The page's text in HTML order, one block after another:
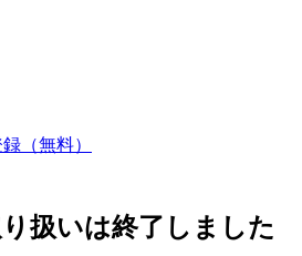
（無料）
扱いは終了しました